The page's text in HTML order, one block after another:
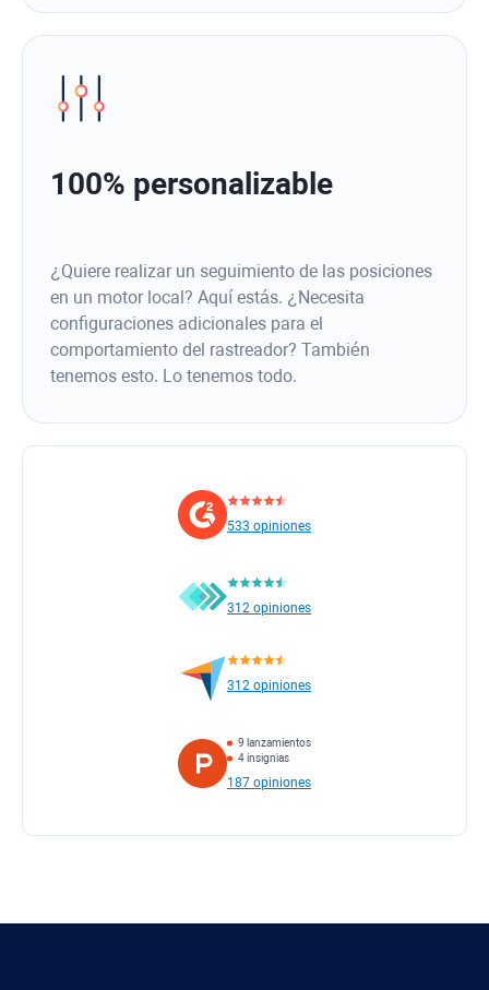
100% personalizable
¿Quiere realizar un seguimiento de las posiciones
en un motor local? Aquí estás. ¿Necesita
configuraciones adicionales para el
comportamiento del rastreador? También
tenemos esto. Lo tenemos todo.
533 opiniones
312 opiniones
312 opiniones
9 lanzamientos
4 insignias
187 opiniones